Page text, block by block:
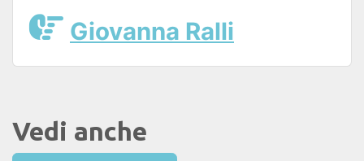
Giovanna Ralli
Vedi anche